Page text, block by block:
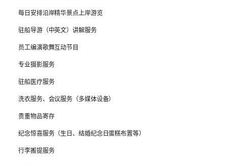
每日安排沿岸精华景点上岸游览
驻船导游（中英文）讲解服务
员工编演歌舞互动节目
专业摄影服务
驻船医疗服务
洗衣服务、会议服务（多媒体设备）
贵重物品寄存
纪念惊喜服务（生日、结婚纪念日蛋糕布置等）
行李搬提服务